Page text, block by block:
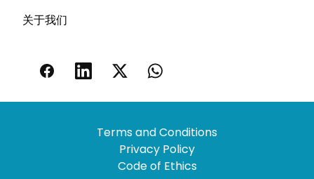
关于我们
Terms and Conditions
Privacy Policy
Code of Ethics